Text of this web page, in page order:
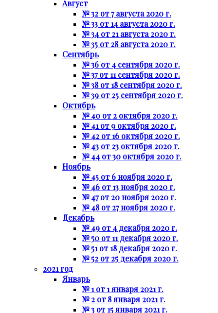
Август
№ 32 от 7 августа 2020 г.
№ 33 от 14 августа 2020 г.
№ 34 от 21 августа 2020 г.
№ 35 от 28 августа 2020 г.
Сентябрь
№ 36 от 4 сентября 2020 г.
№ 37 от 11 сентября 2020 г.
№ 38 от 18 сентября 2020 г.
№ 39 от 25 сентября 2020 г.
Октябрь
№ 40 от 2 октября 2020 г.
№ 41 от 9 октября 2020 г.
№ 42 от 16 октября 2020 г.
№ 43 от 23 октября 2020 г.
№ 44 от 30 октября 2020 г.
Ноябрь
№ 45 от 6 ноября 2020 г.
№ 46 от 13 ноября 2020 г.
№ 47 от 20 ноября 2020 г.
№ 48 от 27 ноября 2020 г.
Декабрь
№ 49 от 4 декабря 2020 г.
№ 50 от 11 декабря 2020 г.
№ 51 от 18 декабря 2020 г.
№ 52 от 25 декабря 2020 г.
2021 год
Январь
№ 1 от 1 января 2021 г.
№ 2 от 8 января 2021 г.
№ 3 от 15 января 2021 г.